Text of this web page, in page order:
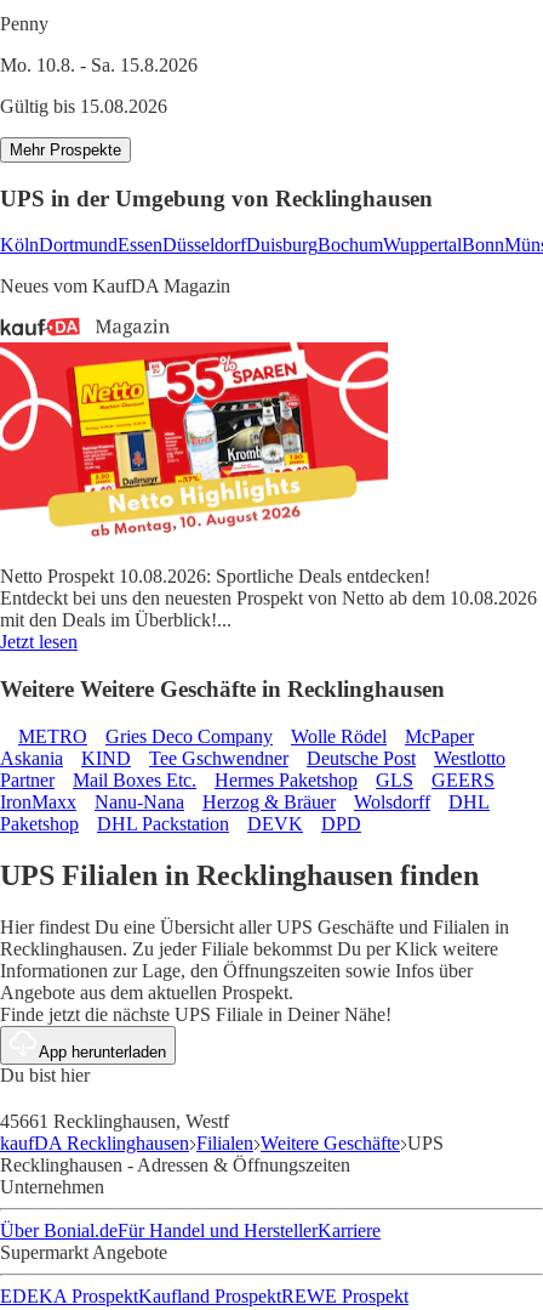
Penny
Mo. 10.8. - Sa. 15.8.2026
Gültig bis 15.08.2026
Mehr Prospekte
UPS in der Umgebung von Recklinghausen
KölnDortmundEssenDüsseldorfDuisburgBochumWuppertalBonn
Neues vom KaufDA Magazin
Netto Prospekt 10.08.2026: Sportliche Deals entdecken!
Entdeckt bei uns den neuesten Prospekt von Netto ab dem 10.08.2026
mit den Deals im Überblick!...
Jetzt lesen
Weitere Weitere Geschäfte in Recklinghausen
METRO Gries Deco Company Wolle Rödel
McPaper
Askania
KIND Tee Gschwendner Deutsche Post
Westlotto
Partner
Mail Boxes Etc. Hermes Paketshop GLS
GEERS
IronMaxx
Nanu-Nana Herzog & Bräuer Wolsdorff
DHL
Paketshop
DHL Packstation DEVK DPD
UPS Filialen in Recklinghausen finden
Hier findest Du eine Übersicht aller UPS Geschäfte und Filialen in
Recklinghausen. Zu jeder Filiale bekommst Du per Klick weitere
Informationen zur Lage, den Öffnungszeiten sowie Infos über
Angebote aus dem aktuellen Prospekt.
Finde jetzt die nächste UPS Filiale in Deiner Nähe!
App herunterladen
Du bist hier
45661 Recklinghausen, Westf
kaufDA Recklinghausen Filialen Weitere Geschäfte UPS
Recklinghausen - Adressen & Öffnungszeiten
Unternehmen
Über Bonial.deFür Handel und HerstellerKarriere
Supermarkt Angebote
EDEKA ProspektKaufland ProspektREWE Prospekt